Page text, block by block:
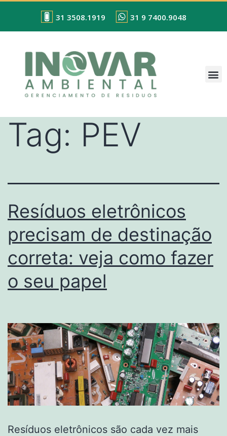
31 3508.1919 31 9 7400.9048
Tag: PEV
Resíduos eletrônicos
precisam de destinação
correta: veja como fazer
o seu papel
Resíduos eletrônicos são cada vez mais